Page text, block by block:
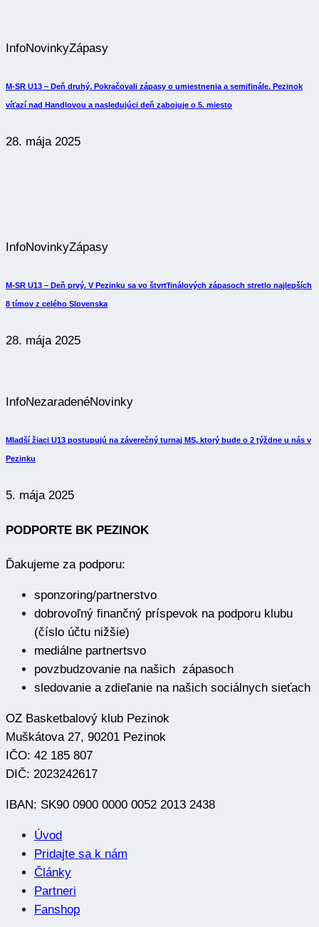
InfoNovinkyZápasy
M-SR U13 – Deň druhý. Pokračovali zápasy o umiestnenia a semifinále. Pezinok
víťazí nad Handlovou a nasledujúci deň zabojuje o 5. miesto
28. mája 2025
InfoNovinkyZápasy
M-SR U13 – Deň prvý. V Pezinku sa vo štvrťfinálových zápasoch stretlo najlepších
8 tímov z celého Slovenska
28. mája 2025
InfoNezaradenéNovinky
Mladší žiaci U13 postupujú na záverečný turnaj MS, ktorý bude o 2 týždne u nás v
Pezinku
5. mája 2025
PODPORTE BK PEZINOK
Ďakujeme za podporu:
sponzoring/partnerstvo
dobrovoľný finančný príspevok na podporu klubu
(číslo účtu nižšie)
mediálne partnertsvo
povzbudzovanie na našich zápasoch
sledovanie a zdieľanie na našich sociálnych sieťach
OZ Basketbalový klub Pezinok
Muškátova 27, 90201 Pezinok
IČO: 42 185 807
DIČ: 2023242617
IBAN: SK90 0900 0000 0052 2013 2438
Úvod
Pridajte sa k nám
Články
Partneri
Fanshop